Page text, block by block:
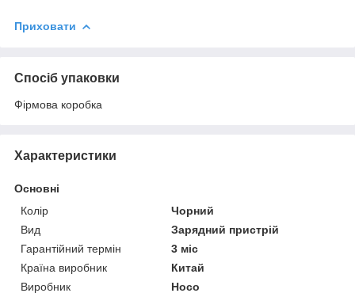
Приховати
Спосіб упаковки
Фірмова коробка
Характеристики
Основні
Колір
Чорний
Вид
Зарядний пристрій
Гарантійний термін
3 міс
Країна виробник
Китай
Виробник
Hoco